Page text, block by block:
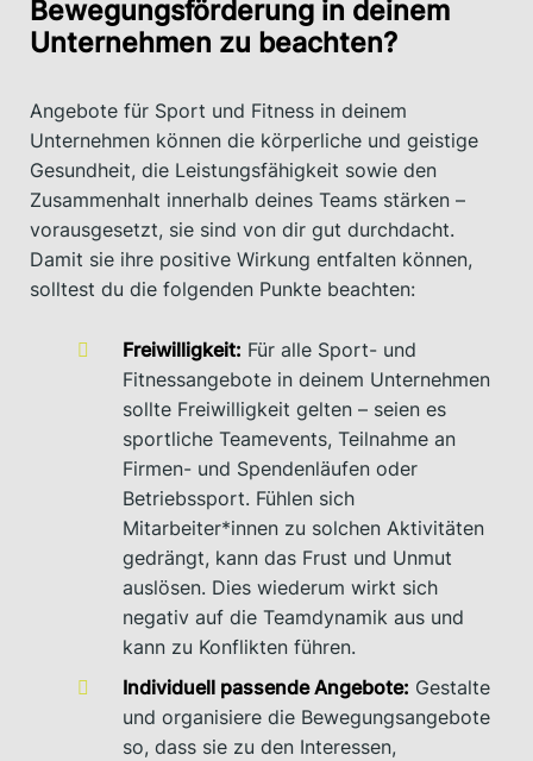
Bewegungsförderung in deinem
Unternehmen zu beachten?
Angebote für Sport und Fitness in deinem
Unternehmen können die körperliche und geistige
Gesundheit, die Leistungsfähigkeit sowie den
Zusammenhalt innerhalb deines Teams stärken –
vorausgesetzt, sie sind von dir gut durchdacht.
Damit sie ihre positive Wirkung entfalten können,
solltest du die folgenden Punkte beachten:
Freiwilligkeit: Für alle Sport- und
Fitnessangebote in deinem Unternehmen
sollte Freiwilligkeit gelten – seien es
sportliche Teamevents, Teilnahme an
Firmen- und Spendenläufen oder
Betriebssport. Fühlen sich
Mitarbeiter*innen zu solchen Aktivitäten
gedrängt, kann das Frust und Unmut
auslösen. Dies wiederum wirkt sich
negativ auf die Teamdynamik aus und
kann zu Konflikten führen.
Individuell passende Angebote: Gestalte
und organisiere die Bewegungsangebote
so, dass sie zu den Interessen,